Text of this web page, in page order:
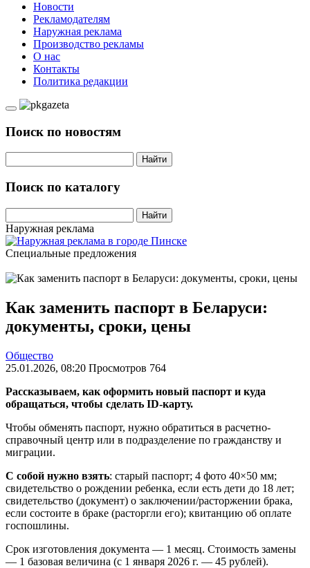
Новости
Рекламодателям
Наружная реклама
Производство рекламы
О нас
Контакты
Политика редакции
Поиск по новостям
Найти
Поиск по каталогу
Найти
Наружная реклама
Специальные предложения
Как заменить паспорт в Беларуси:
документы, сроки, цены
Общество
25.01.2026, 08:20 Просмотров 764
Рассказываем, как оформить новый паспорт и куда
обращаться, чтобы сделать ID-карту.
Чтобы обменять паспорт, нужно обратиться в расчетно-
справочный центр или в подразделение по гражданству и
миграции.
С собой нужно взять: старый паспорт; 4 фото 40×50 мм;
свидетельство о рождении ребенка, если есть дети до 18 лет;
свидетельство (документ) о заключении/расторжении брака,
если состоите в браке (расторгли его); квитанцию об оплате
госпошлины.
Срок изготовления документа — 1 месяц. Стоимость замены
— 1 базовая величина (с 1 января 2026 г. — 45 рублей).